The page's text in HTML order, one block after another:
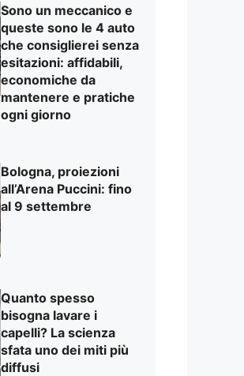
Sono un meccanico e
queste sono le 4 auto
che consiglierei senza
esitazioni: affidabili,
economiche da
mantenere e pratiche
ogni giorno
Bologna, proiezioni
all’Arena Puccini: fino
al 9 settembre
Quanto spesso
bisogna lavare i
capelli? La scienza
sfata uno dei miti più
diffusi